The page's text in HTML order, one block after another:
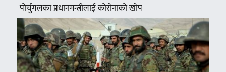
पोर्चुगलका प्रधानमन्त्रीलाई कोरोनाको खोप